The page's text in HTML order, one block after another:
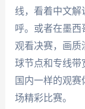
线，看着中文解
呼。或者在墨
观看决赛，画质
球节点和专线带
国内一样的观
场精彩比赛。